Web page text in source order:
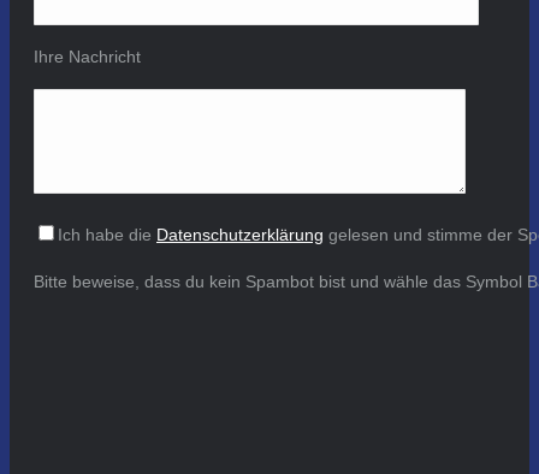
Ihre Nachricht
Ich habe die Datenschutzerklärung gelesen und stimme der
Bitte beweise, dass du kein Spambot bist und wähle das Symbol